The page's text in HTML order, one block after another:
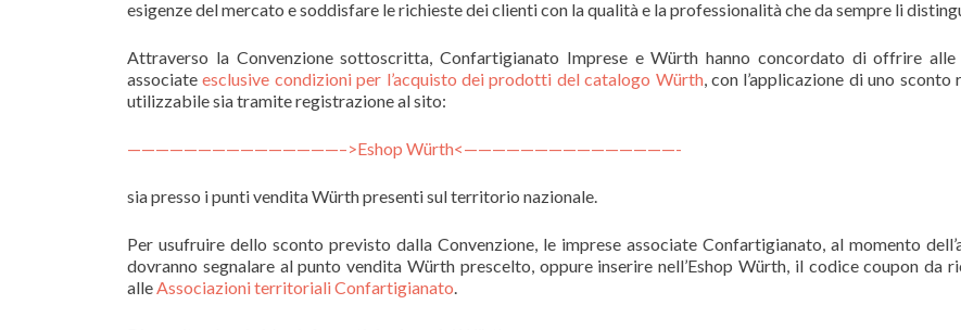
esigenze del mercato e soddisfare le richieste dei clienti con la qualità e la professionalità che da sempre li
Attraverso la Convenzione sottoscritta, Confartigianato Imprese e Würth hanno concordato di offrire alle
associateesclusive condizioni per l’acquisto dei prodotti del catalogo Würth, con l’applicazione di uno sconto
utilizzabile sia tramite registrazione al sito:
———————————————–>Eshop Würth<———————————————-
sia presso i punti vendita Würth presenti sul territorio nazionale.
Per usufruire dello sconto previsto dalla Convenzione, le imprese associate Confartigianato, al momento
dovranno segnalare al punto vendita Würth prescelto, oppure inserire nell’Eshop Würth, il codice coupon da
alleAssociazioni territoriali Confartigianato.